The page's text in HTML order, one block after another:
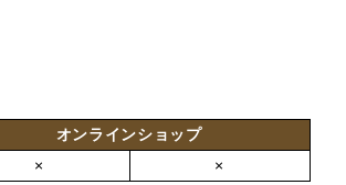
オンラインショップ
×
×